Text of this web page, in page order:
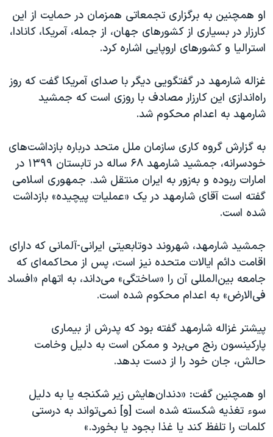
او همچنین به برگزاری تجمعاتی همزمان در حمایت از این
کارزار در بسیاری از کشورهای جهان، از جمله، آمریکا، کانادا،
استرالیا و کشورهای اروپایی اشاره کرد.
غزاله شارمهد در گفتگویی دیگر با صدای آمریکا گفت که روز
راه‌اندازی این کارزار مصادف با روزی است که جمشید
شارمهد به اعدام محکوم شد.
به گزارش گروه کاری سازمان ملل متحد درباره بازداشت‌های
خودسرانه، جمشید شارمهد ۶۸ ساله در تابستان ١٣٩٩ در
امارات ربوده و به‌زور به ایران منتقل شد. جمهوری اسلامی
گفته است آقای شارمهد در یک «عملیات پیچیده» بازداشت
شده است.
جمشید شارمهد، شهروند دوتابعیتی ایرانی-آلمانی که دارای
اقامت دائم ایالات متحده نیز است، پس از محاکمه‌ای که
جامعه بین‌المللی آن را «ساختگی» می‌داند، به اتهام «افساد
فی‌الارض» به اعدام محکوم شده است.
پیشتر غزاله شارمهد گفته بود که پدرش از بیماری
پارکینسون رنج می‌برد و ممکن است به دلیل وخامت
حالش، جان خود را از دست بدهد.
او همچنین گفت: «دندان‌هایش زیر شکنجه یا به دلیل
سوء تغذیه شکسته شده است [و] نمی‌تواند به درستی
کلمات را تلفظ کند یا غذا بجود یا بخورد.»